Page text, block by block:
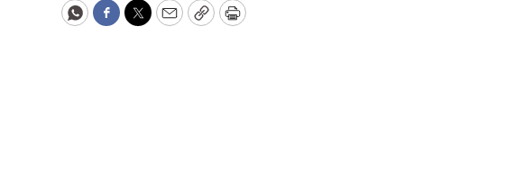
WhatsApp
Facebook
Twitter
EmailCopyPrint